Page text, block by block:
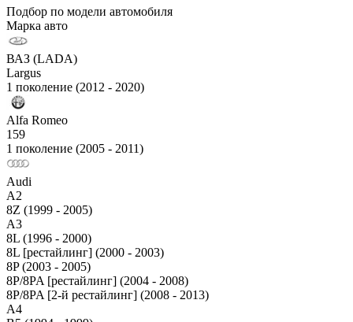
Подбор по модели автомобиля
Марка авто
ВАЗ (LADA)
Largus
1 поколение (2012 - 2020)
Alfa Romeo
159
1 поколение (2005 - 2011)
Audi
A2
8Z (1999 - 2005)
A3
8L (1996 - 2000)
8L [рестайлинг] (2000 - 2003)
8P (2003 - 2005)
8P/8PA [рестайлинг] (2004 - 2008)
8P/8PA [2-й рестайлинг] (2008 - 2013)
A4